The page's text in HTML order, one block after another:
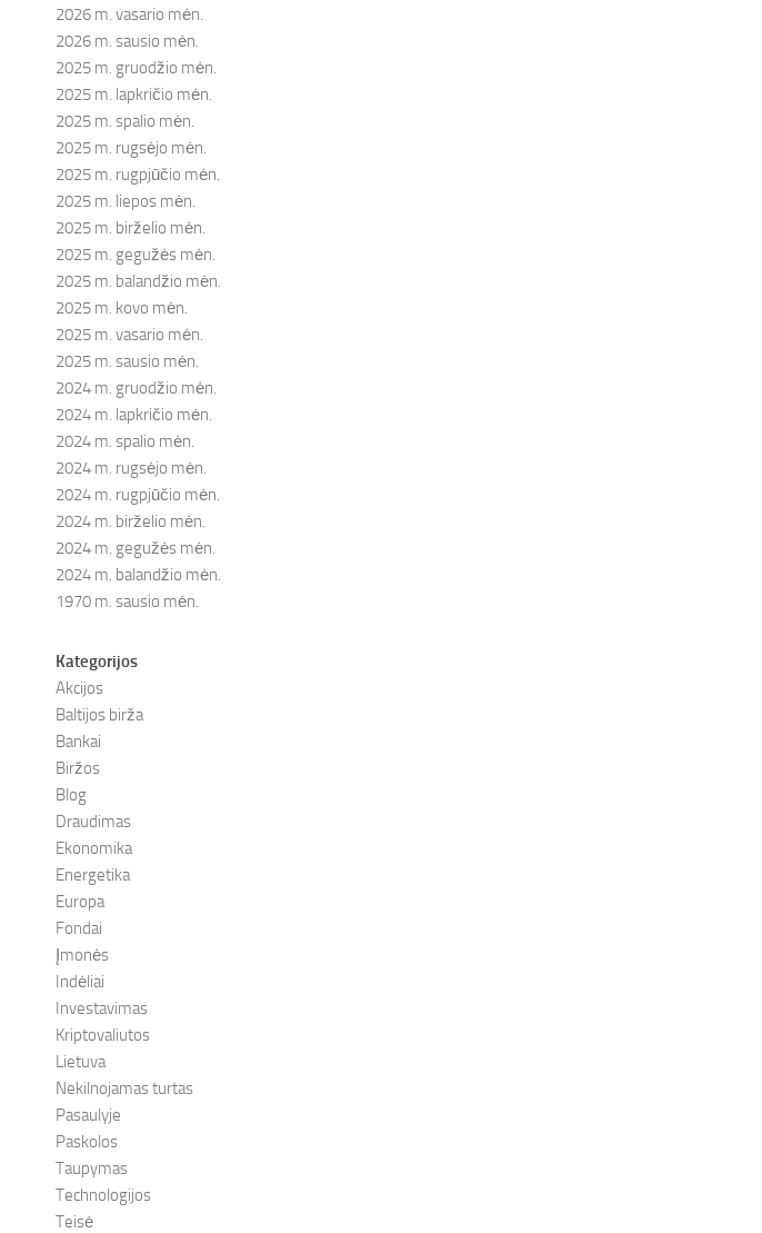
2026 m. vasario mėn.
2026 m. sausio mėn.
2025 m. gruodžio mėn.
2025 m. lapkričio mėn.
2025 m. spalio mėn.
2025 m. rugsėjo mėn.
2025 m. rugpjūčio mėn.
2025 m. liepos mėn.
2025 m. birželio mėn.
2025 m. gegužės mėn.
2025 m. balandžio mėn.
2025 m. kovo mėn.
2025 m. vasario mėn.
2025 m. sausio mėn.
2024 m. gruodžio mėn.
2024 m. lapkričio mėn.
2024 m. spalio mėn.
2024 m. rugsėjo mėn.
2024 m. rugpjūčio mėn.
2024 m. birželio mėn.
2024 m. gegužės mėn.
2024 m. balandžio mėn.
1970 m. sausio mėn.
Kategorijos
Akcijos
Baltijos birža
Bankai
Biržos
Blog
Draudimas
Ekonomika
Energetika
Europa
Fondai
Įmonės
Indėliai
Investavimas
Kriptovaliutos
Lietuva
Nekilnojamas turtas
Pasaulyje
Paskolos
Taupymas
Technologijos
Teisė